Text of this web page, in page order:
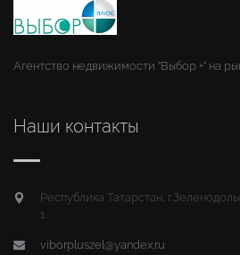
Агентство недвижимости "Выбор +" на
Наши контакты
Республика Татарстан,
1
viborpluszel@yandex.ru